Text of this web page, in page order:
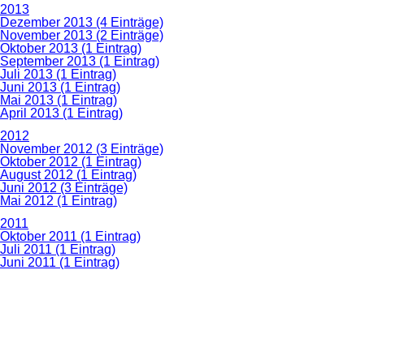
2013
Dezember 2013 (4 Einträge)
November 2013 (2 Einträge)
Oktober 2013 (1 Eintrag)
September 2013 (1 Eintrag)
Juli 2013 (1 Eintrag)
Juni 2013 (1 Eintrag)
Mai 2013 (1 Eintrag)
April 2013 (1 Eintrag)
2012
November 2012 (3 Einträge)
Oktober 2012 (1 Eintrag)
August 2012 (1 Eintrag)
Juni 2012 (3 Einträge)
Mai 2012 (1 Eintrag)
2011
Oktober 2011 (1 Eintrag)
Juli 2011 (1 Eintrag)
Juni 2011 (1 Eintrag)